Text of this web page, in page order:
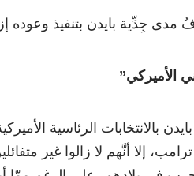
مدى جِدِّية بايدن بتنفيذ وعوده
الأميركي”
بالانتخابات الرئاسية
إلا أنَّهم لا زالوا غير